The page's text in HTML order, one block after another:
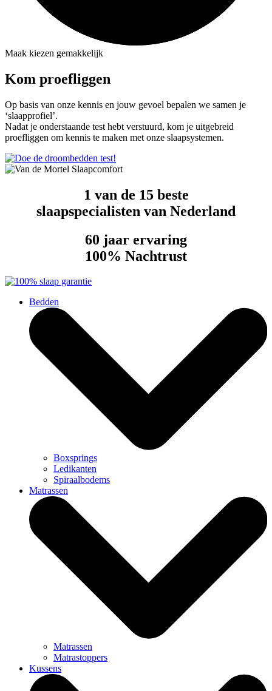
Maak kiezen gemakkelijk
Kom proefliggen
Op basis van onze kennis en jouw gevoel bepalen we samen je
‘slaapprofiel’.
Nadat je onderstaande test hebt verstuurd, kom je uitgebreid
proefliggen om kennis te maken met onze slaapsystemen.
1 van de 15 beste
slaapspecialisten van Nederland
60 jaar ervaring
100% Nachtrust
Bedden
Boxsprings
Ledikanten
Spiraalbodems
Matrassen
Matrassen
Matrastoppers
Kussens